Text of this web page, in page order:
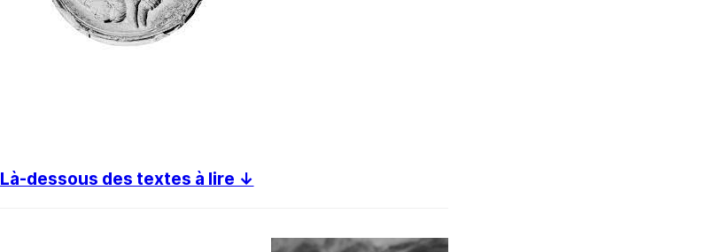
Là-dessous des textes à lire ↓